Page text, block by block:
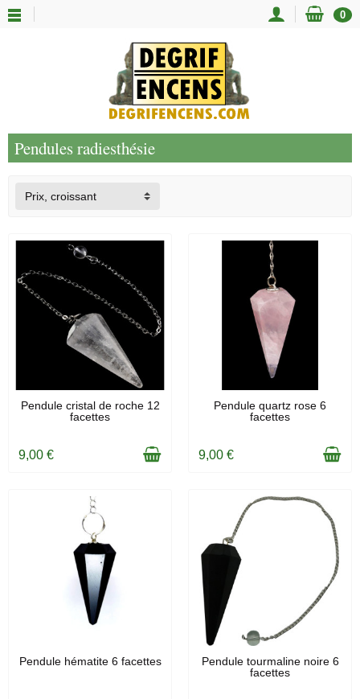
0
Pendules radiesthésie
Prix, croissant
EN STOCK
Pendule cristal de roche 12
facettes
9,00 €
EN STOCK
Pendule quartz rose 6
facettes
9,00 €
EN STOCK
Pendule hématite 6 facettes EN STOCK
Pendule tourmaline noire 6
facettes